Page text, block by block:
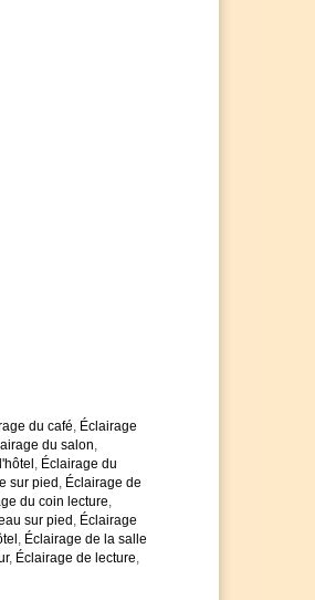
heures
2 ans habituels
plus d'articles
du café, Éclairage
du salon,
, Éclairage du
sur pied , Éclairage de
du coin lecture,
sur pied , Éclairage
, Éclairage de la salle
, Éclairage de lecture,